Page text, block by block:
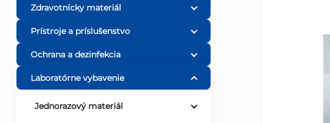
o
č
n
Zdravotnícky materiál
Prístroje a príslušenstvo
Ochrana a dezinfekcia
Laboratórne vybavenie
Jednorazový materiál